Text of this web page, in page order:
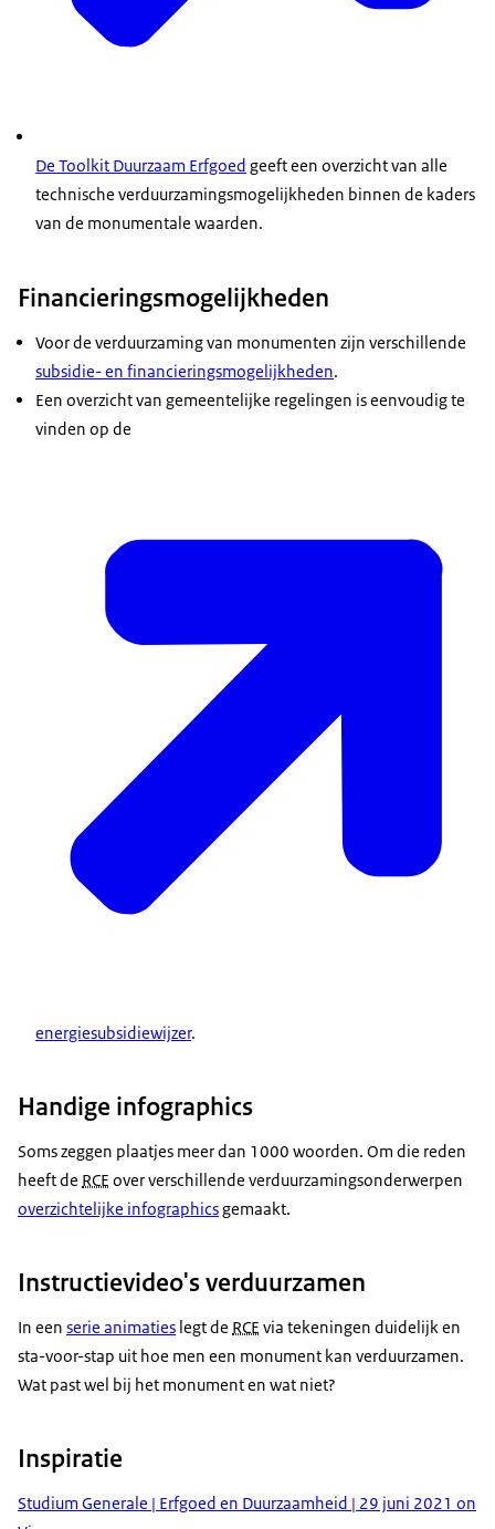
De Toolkit Duurzaam Erfgoed geeft een overzicht van alle
technische verduurzamingsmogelijkheden binnen de kaders
van de monumentale waarden.
Financieringsmogelijkheden
Voor de verduurzaming van monumenten zijn verschillende
subsidie- en financieringsmogelijkheden.
Een overzicht van gemeentelijke regelingen is eenvoudig te
vinden op de
energiesubsidiewijzer.
Handige infographics
Soms zeggen plaatjes meer dan 1000 woorden. Om die reden
heeft de RCE over verschillende verduurzamingsonderwerpen
overzichtelijke infographicsgemaakt.
Instructievideo's verduurzamen
In een serie animaties legt de RCE via tekeningen duidelijk en
sta-voor-stap uit hoe men een monument kan verduurzamen.
Wat past wel bij het monument en wat niet?
Inspiratie
Studium Generale | Erfgoed en Duurzaamheid | 29 juni 2021 on